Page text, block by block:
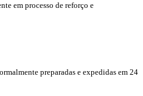
em processo de reforço e
preparadas e expedidas em 24